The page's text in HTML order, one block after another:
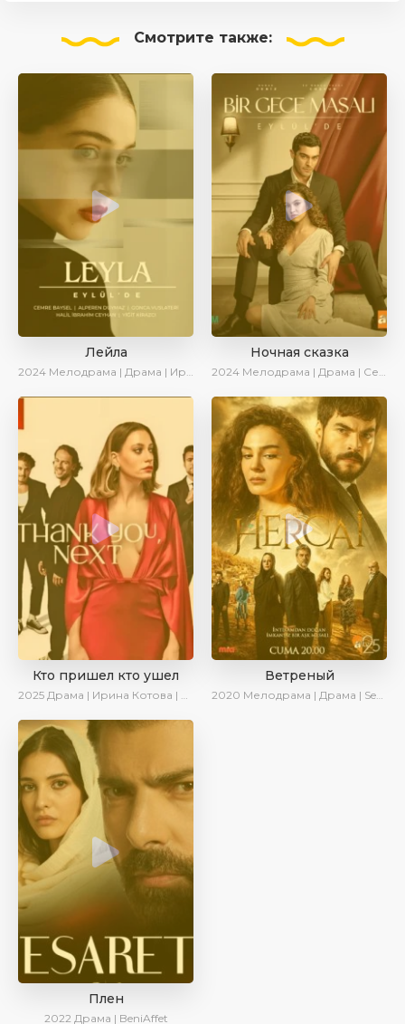
Смотрите также:
Лейла
2024 Мелодрама | Драма | Ирина Котова | AveTurk | AlisaDirilis | Сериалы 2024
Ночная сказка
2024 Мелодрама | Драма | Сериалы 2024
Кто пришел кто ушел
2025 Драма | Ирина Котова | Новинки | Сериалы 2025
Ветреный
2020 Мелодрама | Драма | SesDizi | Ирина Котова | AveTurk
Плен
2022 Драма | BeniAffet